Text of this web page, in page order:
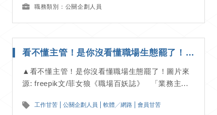
職務類別：公關企劃人員
看不懂主管！是你沒看懂職場生態罷了！｜工作甘苦談
▲看不懂主管！是你沒看懂職場生態罷了！圖片來
源: freepik文/菲女狼《職場百妖誌》 「業務主...
工作甘苦 公關企劃人員 軟體╱網路 會員甘苦